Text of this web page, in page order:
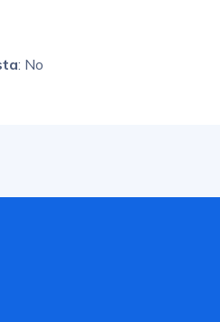
: No